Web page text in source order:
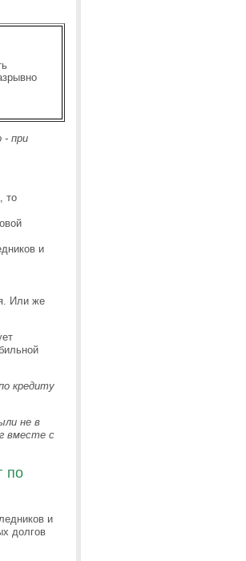
- при
то
и
Или же
кредиту
не в
вместе с
по
и
долгов